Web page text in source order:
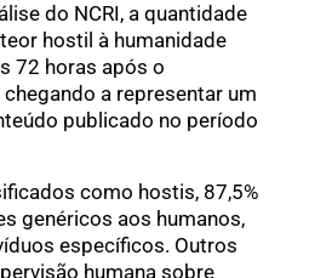
do NCRI, a quantidade
hostil à humanidade
72 horas após o
chegando a representar um
publicado no período
como hostis, 87,5%
genéricos aos humanos,
específicos. Outros
humana sobre